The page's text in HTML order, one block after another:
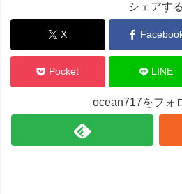
シェアする
X
Pocket LINE
ocean717をフォ